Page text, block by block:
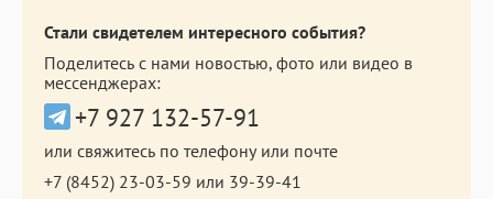
Стали свидетелем интересного события?
Поделитесь с нами новостью, фото или видео в
мессенджерах:
+7 927 132-57-91
или свяжитесь по телефону или почте
+7 (8452) 23-03-59 или 39-39-41